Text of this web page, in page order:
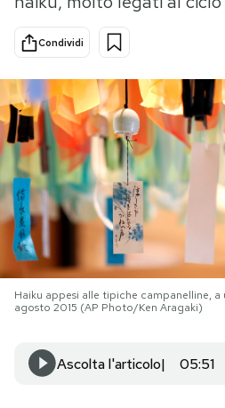
Sport
PODCAST
NEWSLETTER
I MIEI PREFERITI
SHOP
CALENDARIO
Condividi
Haiku appesi alle tipiche campanelline, a
agosto 2015 (AP Photo/Ken Aragaki)
Ascolta l'articolo 05:51